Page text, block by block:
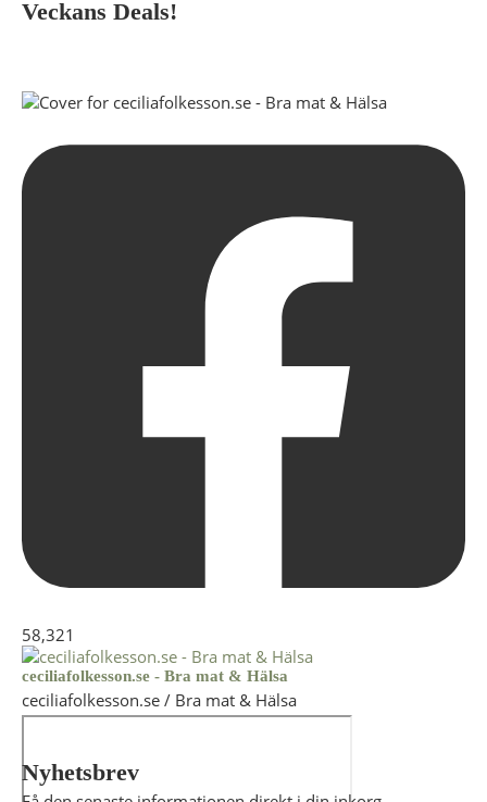
Veckans Deals!
58,321
ceciliafolkesson.se - Bra mat & Hälsa
ceciliafolkesson.se / Bra mat & Hälsa
Nyhetsbrev